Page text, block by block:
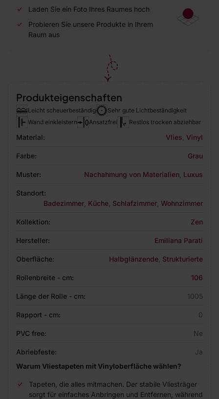
Laden Sie ein Foto Ihres Raumes hoch
Probieren Sie unsere Produkte in Ihrem
Raum aus
Produkteigenschaften
Leicht scheuerbeständig
Sehr gute Lichtbeständigkeit
Wand einkleistern
Ansatzfrei Restlos trocken abziehbar
Material: Vlies Vinyl
Farbe: Grau
Muster: Nachahmung von Materialien Luxus
Standort:
Badezimmer Küche Schlafzimmer Wohnzimmer
Kollektion: Zen
Hersteller: Emiliana Parati
Oberfläche: Halbglänzende Strukturierte
Rollenbreite - cm: 106
Länge der Rolle - cm: 1005
Rapport - cm: 0
PVC free: Ne
Abriebfeste:
Ja
Warum Vliestapeten mit Vinyloberfläche wählen?
Tapeten, die alles mitmachen. Der stabile Vliesträger
sorgt für einfaches Anbringen und Entfernen, während